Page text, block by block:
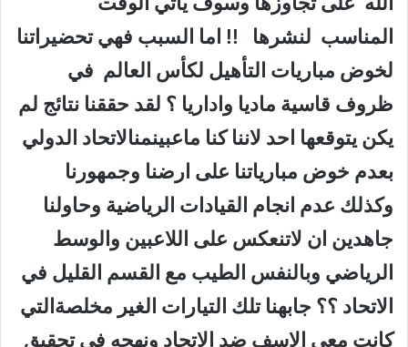
المناسب لنشرها !! اما السبب فهي تحضيراتنا
لخوض مباريات التأهيل لكأس العالم في
ظروف قاسية ماديا واداريا ؟ لقد حققنا نتائج لم
يكن يتوقعها احد لاننا كنا ماعبينمنالاتحاد الدولي
بعدم خوض مبارياتنا على ارضنا وجمهورنا
وكذلك عدم انجام القيادات الرياضية وحاولنا
جاهدين ان لاتنعكس على اللاعبين والوسط
الرياضي وبالنفس الطيب مع القسم القليل في
الاتحاد ؟؟ جابهنا تلك التيارات الغير مخلصةالتي
كانت معى الاسف ضد الاتحاد ونهجه في تحقيق